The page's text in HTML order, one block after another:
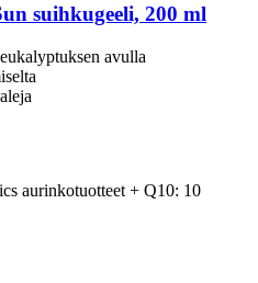
suihkugeeli, 200 ml
avulla
aurinkotuotteet + Q10: 10